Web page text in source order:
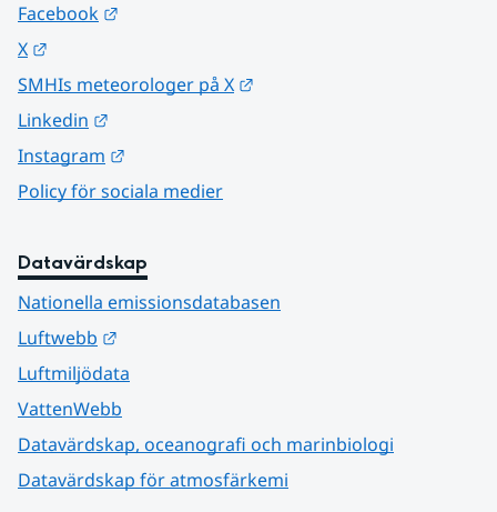
Facebook
X
SMHIs meteorologer på X
Linkedin
Instagram
Policy för sociala medier
Datavärdskap
Nationella emissionsdatabasen
Luftwebb
Luftmiljödata
VattenWebb
Datavärdskap, oceanografi och marinbiologi
Datavärdskap för atmosfärkemi